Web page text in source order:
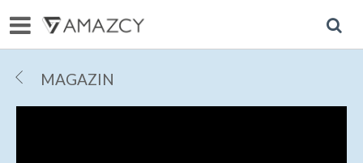
R MAGAZIN